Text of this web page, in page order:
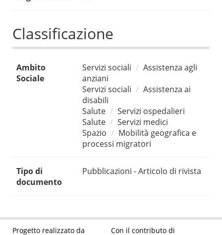
Classificazione
Ambito
Sociale
Servizi sociali
Assistenza agli
anziani
Servizi sociali
Assistenza ai
disabili
Salute
Servizi ospedalieri
Salute
Servizi medici
Spazio
Mobilità geografica e
processi migratori
Tipo di
documento
Pubblicazioni - Articolo di rivista
Progetto realizzato da Con il contributo di